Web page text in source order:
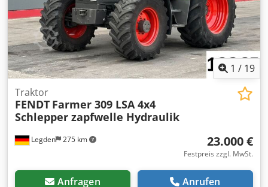
1 / 19
Legden 275 km
Traktor
FENDT Farmer 309 LSA 4x4
Schlepper zapfwelle Hydraulik
23.000 €
Festpreis zzgl. MwSt.
Anfragen Anrufen